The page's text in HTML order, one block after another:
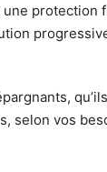
selon vos